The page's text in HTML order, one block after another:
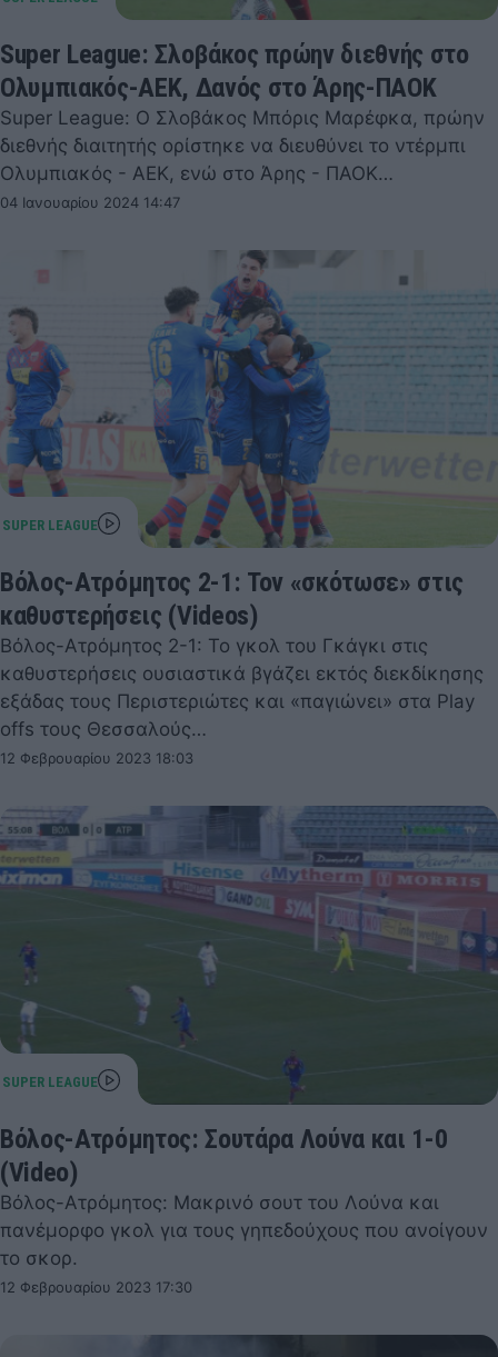
Super League: Σλοβάκος πρώην διεθνής στο
Ολυμπιακός-ΑΕΚ, Δανός στο Άρης-ΠΑΟΚ
Super League: Ο Σλοβάκος Μπόρις Μαρέφκα, πρώην
διεθνής διαιτητής ορίστηκε να διευθύνει το ντέρμπι
Ολυμπιακός - ΑΕΚ, ενώ στο Άρης - ΠΑΟΚ…
04 Ιανουαρίου 2024 14:47
Βόλος-Ατρόμητος 2-1: Τον «σκότωσε» στις
καθυστερήσεις (Videos)
Βόλος-Ατρόμητος 2-1: Το γκολ του Γκάγκι στις
καθυστερήσεις ουσιαστικά βγάζει εκτός διεκδίκησης
εξάδας τους Περιστεριώτες και «παγιώνει» στα Play
offs τους Θεσσαλούς…
12 Φεβρουαρίου 2023 18:03
Βόλος-Ατρόμητος: Σουτάρα Λούνα και 1-0
(Video)
Βόλος-Ατρόμητος: Μακρινό σουτ του Λούνα και
πανέμορφο γκολ για τους γηπεδούχους που ανοίγουν
το σκορ.
12 Φεβρουαρίου 2023 17:30